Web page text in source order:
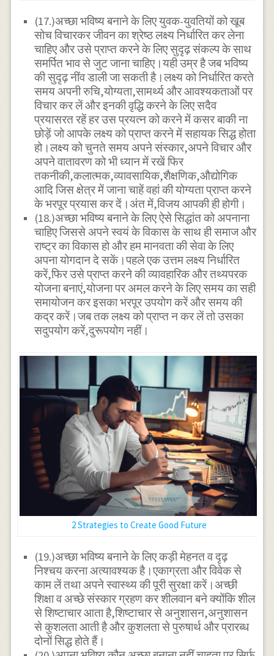
(17.)अच्छा भविष्य बनाने के लिए युवक-युवतियों को खूब
सोच विचारकर जीवन का श्रेष्ठ लक्ष्य निर्धारित कर लेना
चाहिए और उसे प्राप्त करने के लिए सुदृढ़ संकल्प के साथ
समर्पित भाव से जुट जाना चाहिए।यही उम्र है जब भविष्य
की सुदृढ़ नींव डाली जा सकती है।लक्ष्य को निर्धारित करते
समय अपनी रुचि,योग्यता,सामर्थ्य और आवश्यकताओं पर
विचार कर लें और इनकी वृद्धि करने के लिए सदैव
प्रयासरत रहें हर उस प्रयत्न को करने में कसर बाकी ना
छोड़ें जो आपके लक्ष्य को प्राप्त करने में सहायक सिद्ध होता
हो।लक्ष्य को चुनते समय अपने संस्कार,अपने विचार और
अपने वातावरण को भी ध्यान में रखें फिर
तकनीकी,कलात्मक,व्यावसायिक,शैक्षणिक,औद्योगिक
आदि जिस क्षेत्र में जाना चाहें वहां की योग्यता प्राप्त करने
के भरपूर प्रयास कर दें।अंत में,विजय आपकी ही होगी।
(18.)अच्छा भविष्य बनाने के लिए ऐसे सिद्धांत को अपनाना
चाहिए जिससे अपने स्वयं के विकास के साथ ही समाज और
राष्ट्र का विकास हो और हम मानवता की सेवा के लिए
अपना योगदान दे सकें।पहले एक उत्तम लक्ष्य निर्धारित
करें,फिर उसे प्राप्त करने की व्यावहारिक और तथ्यपरक
योजना बनाएं,योजना पर अमल करने के लिए समय का सही
समायोजन कर इसका भरपूर उपयोग करें और समय की
कद्र करें।जब तक लक्ष्य को प्राप्त न कर लें तो उसका
सदुपयोग करें,दुरूपयोग नहीं।
2 Strategies to Create Good Future
(19.)अच्छा भविष्य बनाने के लिए कड़ी मेहनत व दृढ़
निश्चय करना अत्यावश्यक है।एकाग्रता और विवेक से
काम लें तथा अपने स्वास्थ्य की पूरी सुरक्षा करें।अच्छी
शिक्षा व अच्छे संस्कार ग्रहण कर शीलवान बने क्योंकि शील
से शिष्टाचार आता है,शिष्टाचार से अनुशासन,अनुशासन
से कुशलता आती है और कुशलता से पुरुषार्थ और प्रारब्ध
दोनों सिद्ध होते हैं।